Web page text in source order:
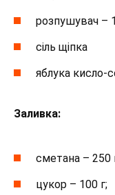
розпушувач –
сіль щіпка
яблука кисло-
Заливка:
сметана – 250
цукор – 100 г;